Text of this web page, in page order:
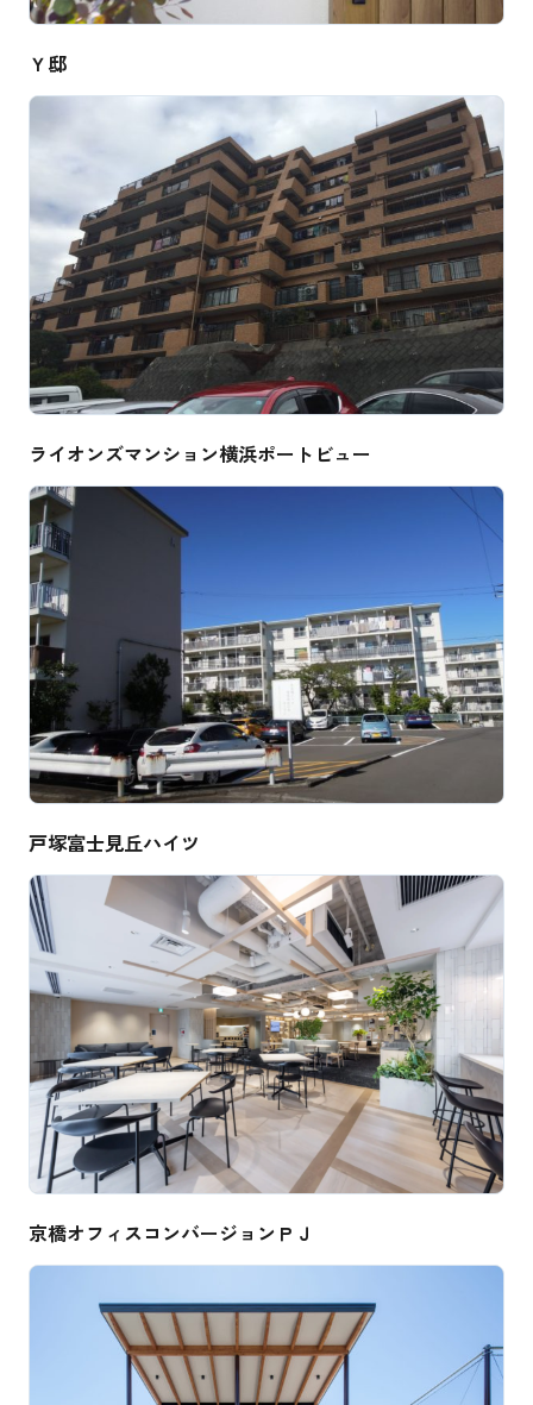
Ｙ邸
ライオンズマンション横浜ポートビュー
戸塚富士見丘ハイツ
京橋オフィスコンバージョンＰＪ